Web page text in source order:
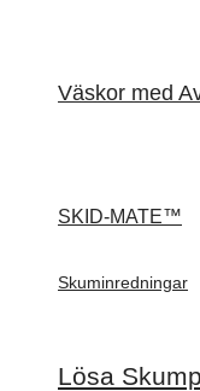
Väskor med
SKID-MATE™
Skuminredningar
Lösa